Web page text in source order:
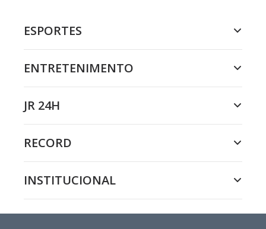
ESPORTES
ENTRETENIMENTO
JR 24H
RECORD
INSTITUCIONAL